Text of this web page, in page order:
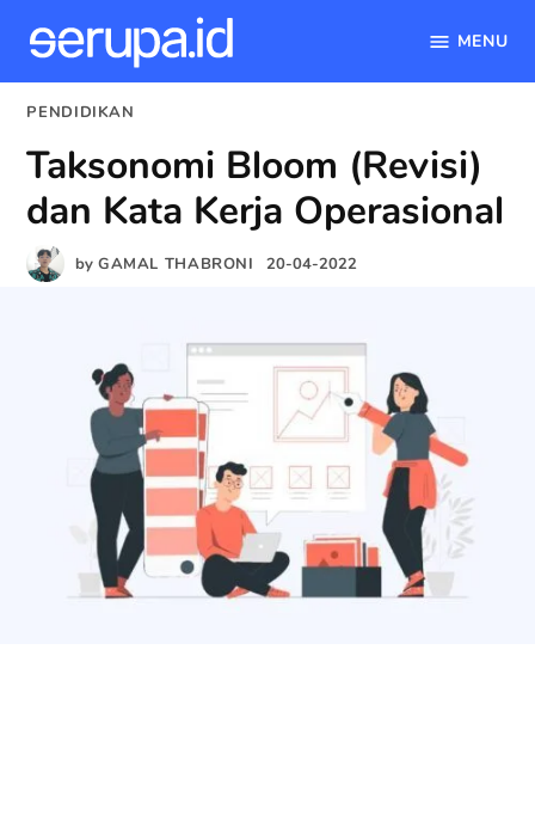
content
MENU
POSTED
PENDIDIKAN
Taksonomi Bloom (Revisi)
dan Kata Kerja Operasional
by GAMAL THABRONI 20-04-2022